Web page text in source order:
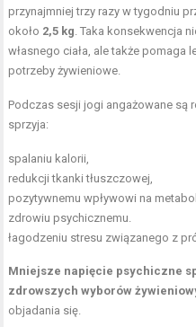
przynajmniej trzy razy w tygodniu
około 2,5 kg. Taka konsekwencja
własnego ciała, ale także pomaga
potrzeby żywieniowe.
Podczas sesji jogi angażowane są
sprzyja:
spalaniu kalorii,
redukcji tkanki tłuszczowej,
pozytywnemu wpływowi na
zdrowiu psychicznemu.
łagodzeniu stresu związanego z
Mniejsze napięcie psychiczne
zdrowszych wyborów
objadania się.